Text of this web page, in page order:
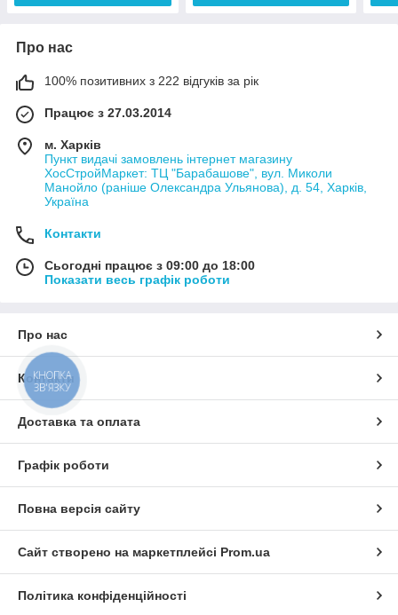
Про нас
100% позитивних з 222 відгуків за рік
Працює з 27.03.2014
м. Харків
Пункт видачі замовлень інтернет магазину
ХосСтройМаркет: ТЦ "Барабашове", вул. Миколи
Манойло (раніше Олександра Ульянова), д. 54, Харків,
Україна
Контакти
Сьогодні працює з 09:00 до 18:00
Показати весь графік роботи
Про нас
Контакти
Доставка та оплата
Графік роботи
Повна версія сайту
Сайт створено на маркетплейсі Prom.ua
Політика конфіденційності
КНОПКА
ЗВ'ЯЗКУ